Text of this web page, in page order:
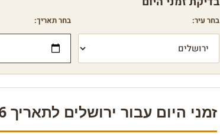
בחר עיר: בחר תאריך:
זמני היום עבור ירושלים לתאריך 06/08/2026